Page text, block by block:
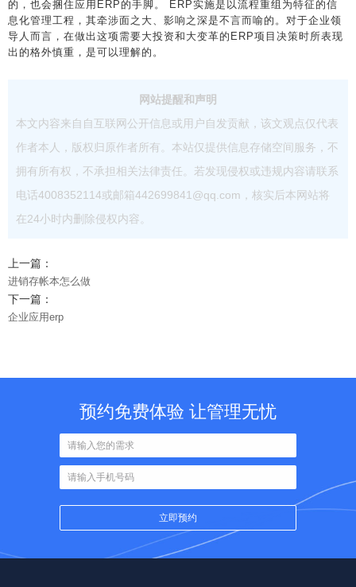
的，也会捆住应用ERP的手脚。 ERP实施是以流程重组为特征的信
息化管理工程，其牵涉面之大、影响之深是不言而喻的。对于企业领
导人而言，在做出这项需要大投资和大变革的ERP项目决策时所表现
出的格外慎重，是可以理解的。
网站提醒和声明
本文内容来自自互联网公开信息或用户自发贡献，该文观点仅代表
作者本人，版权归原作者所有。本站仅提供信息存储空间服务，不
拥有所有权，不承担相关法律责任。若发现侵权或违规内容请联系
电话4008352114或邮箱442699841@qq.com，核实后本网站将
在24小时内删除侵权内容。
上一篇：
进销存帐本怎么做
下一篇：
企业应用erp
预约免费体验 让管理无忧